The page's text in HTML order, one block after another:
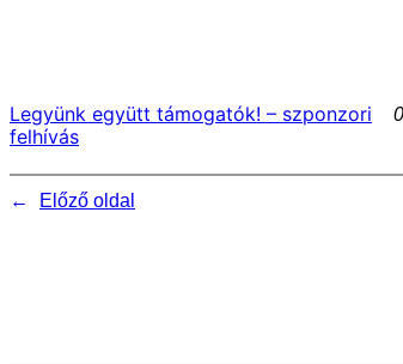
Legyünk együtt támogatók! – szponzori
felhívás
← Előző oldal